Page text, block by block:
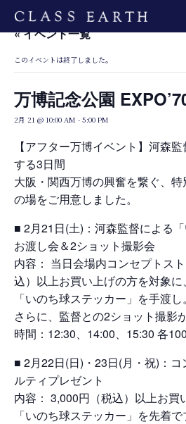
« イベント一覧
このイベントは終了しました。
万博記念公園
2月 21 @ 10:00 AM - 5:00 PM
【アフター万博イベント】河森
する3日間
大阪・関西万博の興奮を繋ぐ、
の場をご用意しました。
■ 2月21日(土)：河森監督による
お渡し会＆2ショット撮影会
内容： 当日会場内コンセプトス
込）以上お買い上げの方を対象
「いのち球ステッカー」を手渡し。
さらに、監督との2ショット撮影
時間：12:30、14:00、15:30 各
■ 2月22日(日)・23日(月・祝)：
ルティプレゼント
内容： 3,000円（税込）以上お買
「いのち球ステッカー」を先着